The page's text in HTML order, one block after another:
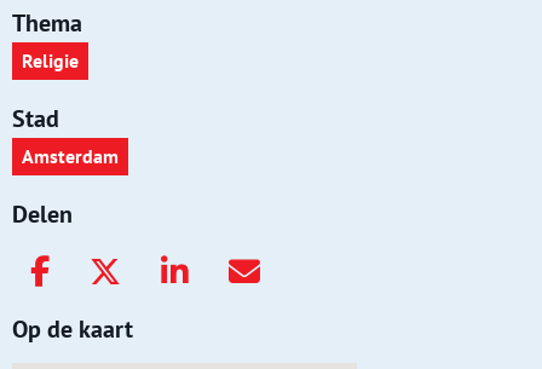
Thema
Religie
Stad
Amsterdam
Delen
Op de kaart